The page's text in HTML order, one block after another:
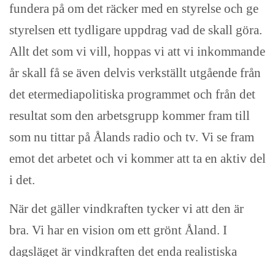
fundera på om det räcker med en styrelse och ge
styrelsen ett tydligare uppdrag vad de skall göra.
Allt det som vi vill, hoppas vi att vi inkommande
år skall få se även delvis verkställt utgående från
det etermediapolitiska programmet och från det
resultat som den arbetsgrupp kommer fram till
som nu tittar på Ålands radio och tv. Vi se fram
emot det arbetet och vi kommer att ta en aktiv del
i det.
När det gäller vindkraften tycker vi att den är
bra. Vi har en vision om ett grönt Åland. I
dagsläget är vindkraften det enda realistiska